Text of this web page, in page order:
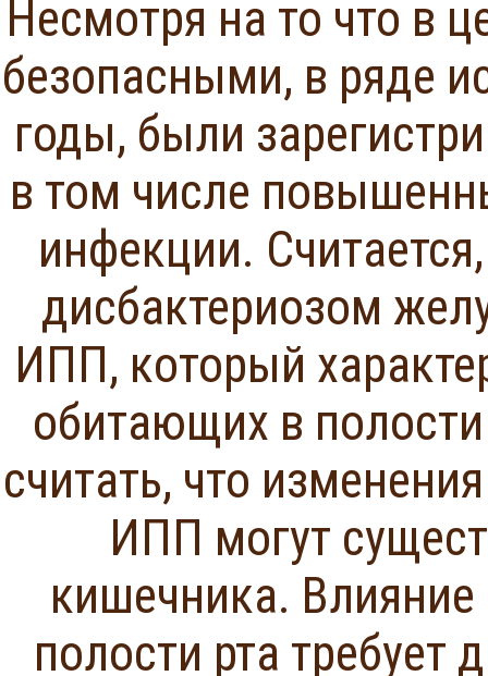
Несмотря на то что в
безопасными, в ряде
годы, были
в том числе
инфекции.
дисбактериозом
ИПП, который
обитающих в
считать, что
ИПП могут
кишечника.
полости рта требует